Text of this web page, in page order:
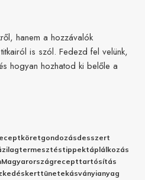
hanem a hozzávalók
is szól. Fedezd fel velünk,
hogyan hozhatod ki belőle a
köretgondozásdesszert
termesztéstippektáplálkozás
Magyarországrecepttartósítás
kerttünetekásványianyag